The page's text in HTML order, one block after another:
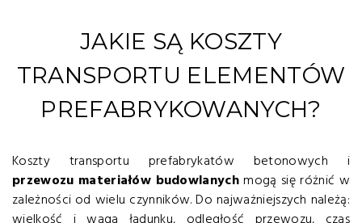
JAKIE SĄ KOSZTY
TRANSPORTU ELEMENTÓW
PREFABRYKOWANYCH?
Koszty transportu prefabrykatów betonowych i
przewozu materiałów budowlanychmogą się różnić w
zależności od wielu czynników. Do najważniejszych należą: